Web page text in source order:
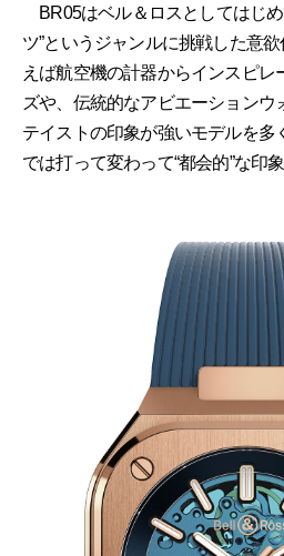
BR05はベル＆ロスとしてはじ
ツ”というジャンルに挑戦した意
えば航空機の計器からインスピレ
ズや、伝統的なアビエーションウ
テイストの印象が強いモデルを多
では打って変わって“都会的”な印